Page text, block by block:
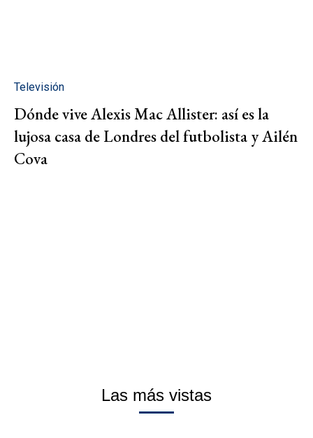
Televisión
Dónde vive Alexis Mac Allister: así es la
lujosa casa de Londres del futbolista y Ailén
Cova
Las más vistas